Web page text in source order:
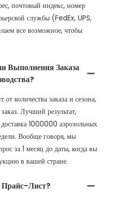
почтовый индекс, номер
службы (FedEx, UPS,
все возможное, чтобы
Выполнения Заказа
от количества заказа и сезона,
Лучший результат,
1000000 аэрозольных
Вообще говоря, мы
за 1 месяц до даты, когда вы
в вашей стране.
Лист?